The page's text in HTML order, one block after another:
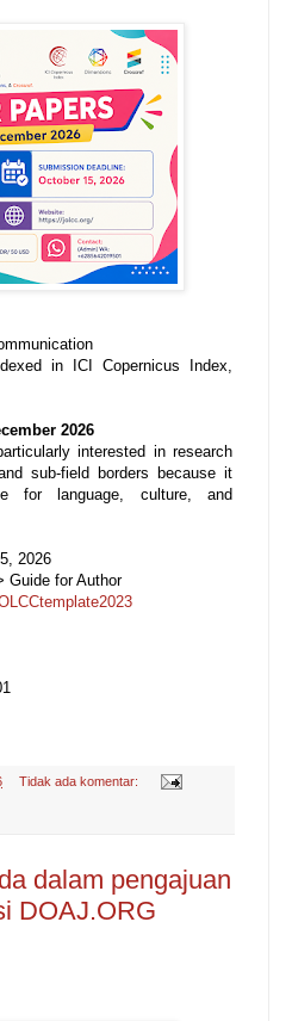
in ICI Copernicus Index,
2026
interested in research
sub-field borders because it
for language, culture, and
2026
Guide for Author
Tidak ada komentar:
dalam pengajuan
DOAJ.ORG